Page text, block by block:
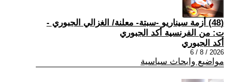
(48) أزمة سيناريو -سبتة- معلنة/ الغزالي الجبوري -
ت: من الفرنسية أكد الجبوري
أكد الجبوري
2026 / 8 / 6
مواضيع وابحاث سياسية